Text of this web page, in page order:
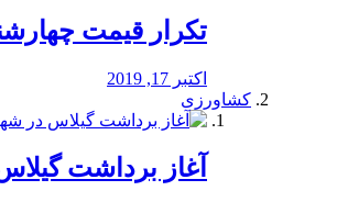
تکرار قیمت چهارشنبه
اکتبر 17, 2019
کشاورزی
آغاز برداشت